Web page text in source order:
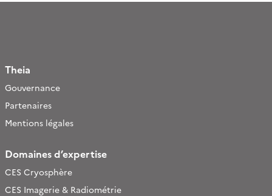
Theia
Gouvernance
Partenaires
Mentions légales
Domaines d’expertise
CES Cryosphère
CES Imagerie & Radiométrie